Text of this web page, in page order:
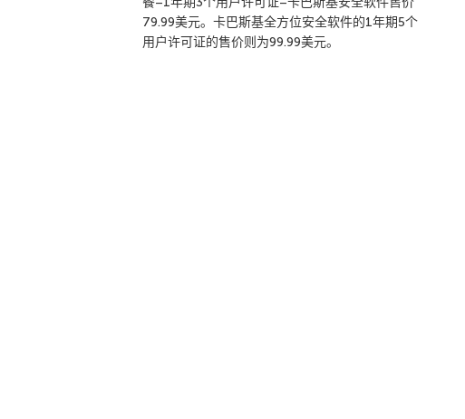
79.99美元。卡巴斯基全方位安全软件的1年期5个
用户许可证的售价则为99.99美元。